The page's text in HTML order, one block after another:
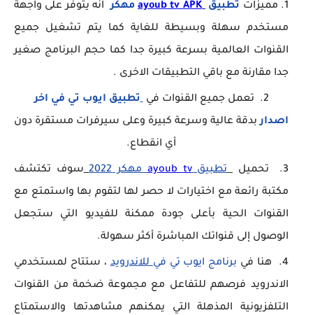
مميزات تطبيق ayoub tv APK مهكر انه يتوفر على واجهة
مستخدم سهلة وبسيطة للغاية كما يتم تشغيل جميع
القنوات العالمية بسرعة كبيرة جدا كما حجم البرنامج صغير
جدا مقارنة مع باقي التطبيقات الاخرى .
تعمل جميع القنوات في تطبيق ايوب تي في اخر
اصداربدقة عالية وسرعة كبيرة وعلى سيرفرات مستقرة دون
أي انقطاع.
تحميل تطبيقayoub tvمهكر 2022
سوف تكتشف
مكتبة رائعة مع اختيارات لا حصر لها لتقوم بها واستمتع مع
القنوات الحية بأعلى جودة ممكنة للفيديو التي ستجعل
الوصول إلى قنواتك المباشرة أكثر سهولة.
هنا في برنامج ايوب تي فيللاندرويد ، ستتاح لمستخدمي
الاندرويد فرصهم للتفاعل مع مجموعة ضخمة من القنوات
التلفزيونية المذهلة التي يمكنهم مشاهدتها والاستمتاع